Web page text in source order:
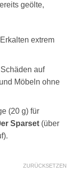
geölte,
extrem
auf
Möbeln ohne
(20 g) für
Sparset(über
ZURÜCKSETZEN